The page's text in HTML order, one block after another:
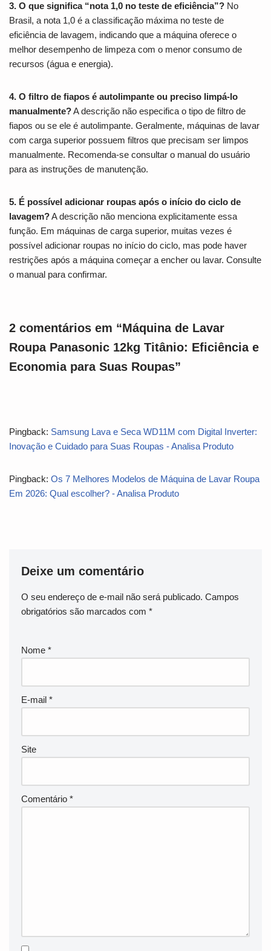
3. O que significa “nota 1,0 no teste de eficiência”? No
Brasil, a nota 1,0 é a classificação máxima no teste de
eficiência de lavagem, indicando que a máquina oferece o
melhor desempenho de limpeza com o menor consumo de
recursos (água e energia).
4. O filtro de fiapos é autolimpante ou preciso limpá-lo
manualmente?A descrição não especifica o tipo de filtro de
fiapos ou se ele é autolimpante. Geralmente, máquinas de lavar
com carga superior possuem filtros que precisam ser limpos
manualmente. Recomenda-se consultar o manual do usuário
para as instruções de manutenção.
5. É possível adicionar roupas após o início do ciclo de
lavagem?A descrição não menciona explicitamente essa
função. Em máquinas de carga superior, muitas vezes é
possível adicionar roupas no início do ciclo, mas pode haver
restrições após a máquina começar a encher ou lavar. Consulte
o manual para confirmar.
2 comentários em “Máquina de Lavar
Roupa Panasonic 12kg Titânio: Eficiência e
Economia para Suas Roupas”
Pingback: Samsung Lava e Seca WD11M com Digital Inverter:
Inovação e Cuidado para Suas Roupas - Analisa Produto
Pingback: Os 7 Melhores Modelos de Máquina de Lavar Roupa
Em 2026: Qual escolher? - Analisa Produto
Deixe um comentário
O seu endereço de e-mail não será publicado. Campos
obrigatórios são marcados com *
Nome *
E-mail *
Site
Comentário *